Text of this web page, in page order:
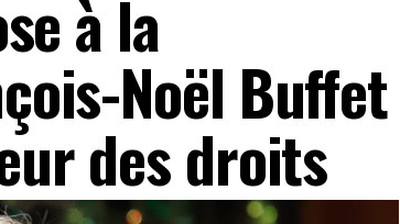
à la
Noël Buffet
des droits